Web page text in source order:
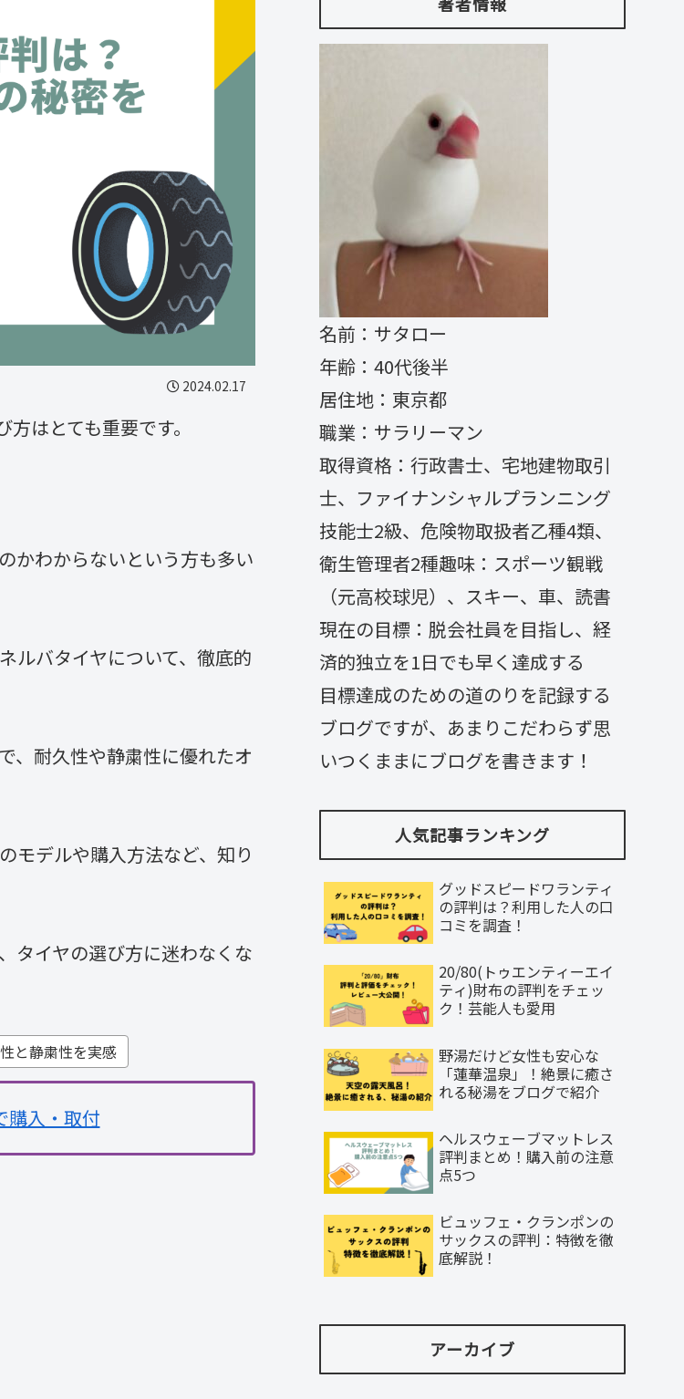
2024.02.17
はとても重要です。
かわからないという方も多い
ルバタイヤについて、徹底的
、耐久性や静粛性に優れたオ
モデルや購入方法など、知り
タイヤの選び方に迷わなくな
と静粛性を実感
購入・取付
名前：サタロー
年齢：40代後半
居住地：東京都
職業：サラリーマン
取得資格：行政書士、宅地建物取引
士、ファイナンシャルプランニング
技能士2級、危険物取扱者乙種4類、
衛生管理者2種趣味：スポーツ観戦
（元高校球児）、スキー、車、読書
現在の目標：脱会社員を目指し、経
済的独立を1日でも早く達成する
目標達成のための道のりを記録する
ブログですが、あまりこだわらず思
いつくままにブログを書きます！
人気記事ランキング
グッドスピードワランティ
の評判は？利用した人の口
コミを調査！
20/80(トゥエンティーエイ
ティ)財布の評判をチェッ
ク！芸能人も愛用
野湯だけど女性も安心な
「蓮華温泉」！絶景に癒さ
れる秘湯をブログで紹介
ヘルスウェーブマットレス
評判まとめ！購入前の注意
点5つ
ビュッフェ・クランポンの
サックスの評判：特徴を徹
底解説！
アーカイブ